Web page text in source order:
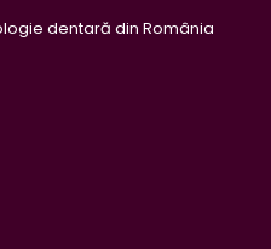
dentară din România